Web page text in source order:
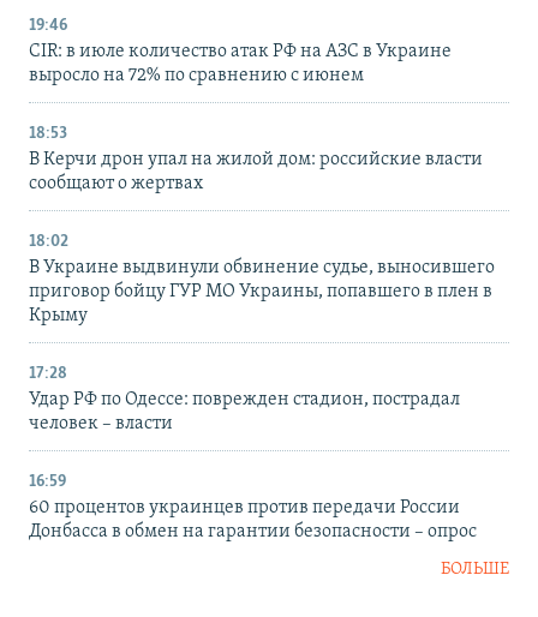
19:46
CIR: в июле количество атак РФ на АЗС в Украине
выросло на 72% по сравнению с июнем
18:53
В Керчи дрон упал на жилой дом: российские власти
сообщают о жертвах
18:02
В Украине выдвинули обвинение судье, выносившего
приговор бойцу ГУР МО Украины, попавшего в плен в
Крыму
17:28
Удар РФ по Одессе: поврежден стадион, пострадал
человек – власти
16:59
60 процентов украинцев против передачи России
Донбасса в обмен на гарантии безопасности – опрос
БОЛЬШЕ